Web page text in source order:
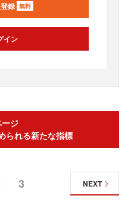
録 無料
イン
ジ
られる新たな指標
3 NEXT